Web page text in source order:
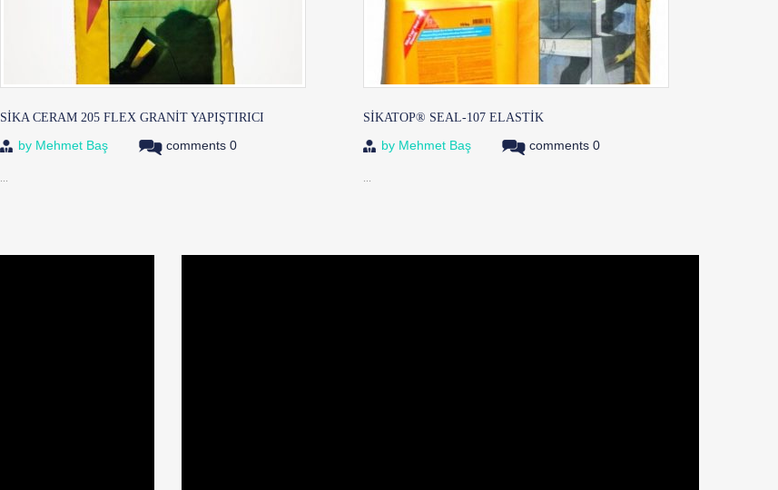
SİKA CERAM 205 FLEX GRANIT YAPIŞTIRICI
by Mehmet Baş comments 0
...
SIKATOP® SEAL-107 ELASTIK
by Mehmet Baş comments 0
...